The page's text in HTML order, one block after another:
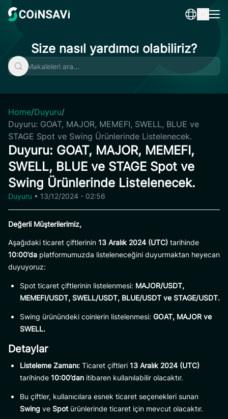
content
Size nasıl yardımcı olabiliriz?
Home/Duyuru/
Duyuru: GOAT, MAJOR, MEMEFI, SWELL, BLUE ve
STAGE Spot ve Swing Ürünlerinde Listelenecek.
Duyuru: GOAT, MAJOR, MEMEFI,
SWELL, BLUE ve STAGE Spot ve
Swing Ürünlerinde Listelenecek.
Duyuru • 13/12/2024 - 02:56
Değerli Müşterilerimiz,
Aşağıdaki ticaret çiftlerinin 13 Aralık 2024 (UTC) tarihinde
10:00’da platformumuzda listeleneceğini duyurmaktan heyecan
duyuyoruz:
Spot ticaret çiftlerinin listelenmesi: MAJOR/USDT,
MEMEFI/USDT, SWELL/USDT, BLUE/USDT ve STAGE/USDT.
Swing ürünündeki coinlerin listelenmesi: GOAT, MAJOR ve
SWELL.
Detaylar
Listeleme Zamanı: Ticaret çiftleri 13 Aralık 2024 (UTC)
tarihinde 10:00’dan itibaren kullanılabilir olacaktır.
Bu çiftler, kullanıcılara esnek ticaret seçenekleri sunan
Swing ve Spot ürünlerinde ticaret için mevcut olacaktır.